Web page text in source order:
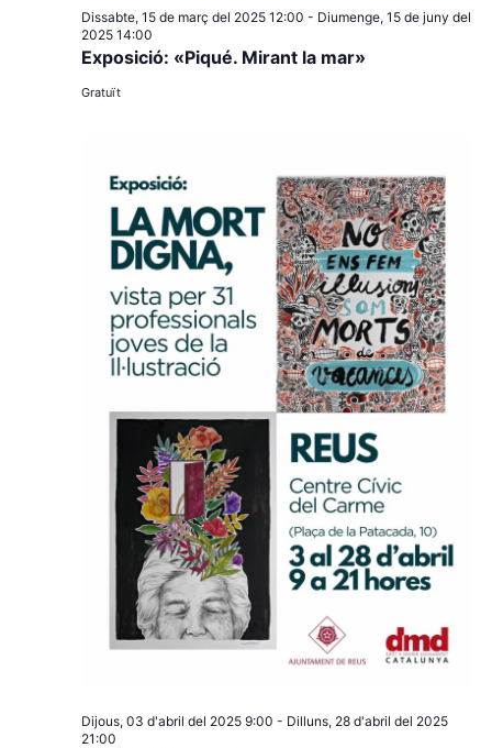
Exposició: «Piqué. Mirant la mar»
Dissabte, 15 de març del 2025 12:00 - Diumenge, 15 de juny del
2025 14:00
Gratuït
Dijous, 03 d'abril del 2025 9:00 - Dilluns, 28 d'abril del 2025
21:00